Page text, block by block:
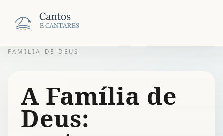
FAMILIA-DE-DEUS
A Família de
Deus: